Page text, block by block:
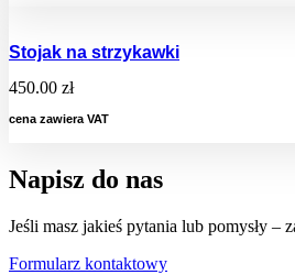
Stojak na strzykawki
450.00 zł
cena zawiera VAT
Napisz do nas
Jeśli masz jakieś pytania lub pomysły –
Formularz kontaktowy